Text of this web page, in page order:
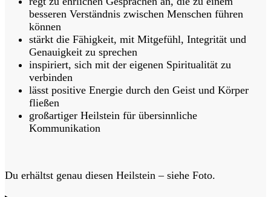
besseren Verständnis zwischen Menschen führen
können
stärkt die Fähigkeit, mit Mitgefühl, Integrität und
Genauigkeit zu sprechen
inspiriert, sich mit der eigenen Spiritualität zu
verbinden
lässt positive Energie durch den Geist und Körper
fließen
großartiger Heilstein für übersinnliche
Kommunikation
Du erhältst genau diesen Heilstein – siehe Foto.